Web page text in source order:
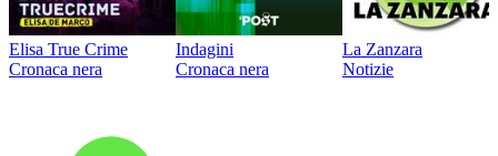
Elisa True Crime
Cronaca nera
Indagini
Cronaca nera
La Zanzara
Notizie